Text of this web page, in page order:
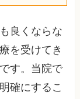
良くならな
を受けてき
す。当院で
確にするこ